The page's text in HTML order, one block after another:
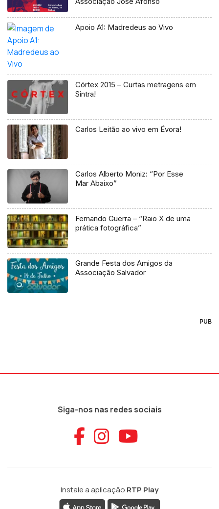
Apoio A1: Madredeus ao Vivo
Córtex 2015 – Curtas metragens em
Sintra!
Carlos Leitão ao vivo em Évora!
Carlos Alberto Moniz: “Por Esse
Mar Abaixo”
Fernando Guerra – “Raio X de uma
prática fotográfica”
Grande Festa dos Amigos da
Associação Salvador
PUB
Siga-nos nas redes sociais
Aceder ao
Aceder ao
Aceder
Instale a aplicação RTP Play